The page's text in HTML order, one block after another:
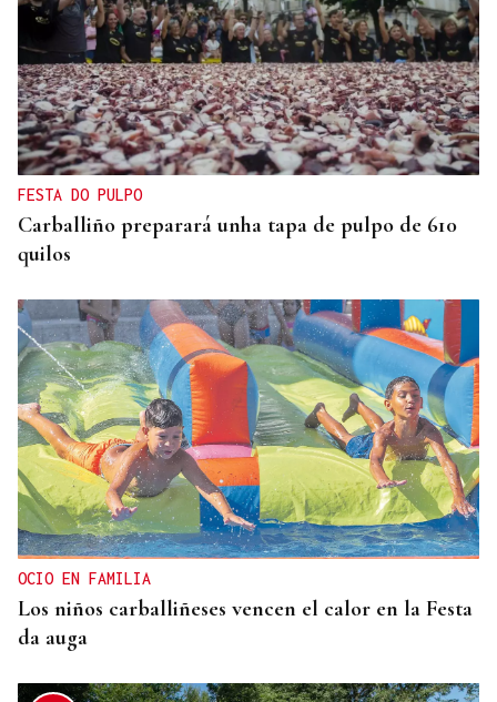
FESTA DO PULPO
Carballiño preparará unha tapa de pulpo de 610
quilos
OCIO EN FAMILIA
Los niños carballiñeses vencen el calor en la Festa
da auga